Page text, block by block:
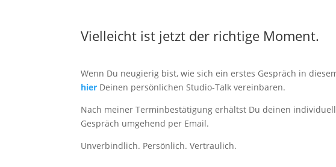
Vielleicht ist jetzt der richtige Moment.
Wenn Du neugierig bist, wie sich ein erstes Gespräch in
hier Deinen persönlichen Studio-Talk vereinbaren.
Nach meiner Terminbestätigung erhältst Du deinen
Gespräch umgehend per Email.
Unverbindlich. Persönlich. Vertraulich.